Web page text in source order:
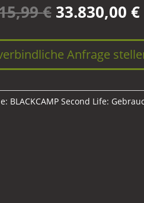
€
Preis
war:
40.915,99 €
33.830,00 €
Anfrage
BLACKCAMP Second Life: